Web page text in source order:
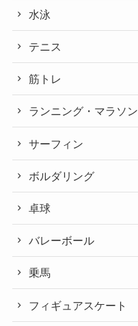
水泳
テニス
筋トレ
ランニング・マラソン
サーフィン
ボルダリング
卓球
バレーボール
乗馬
フィギュアスケート